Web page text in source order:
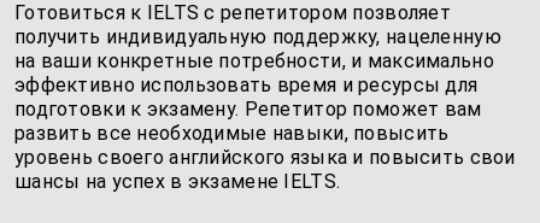
Готовиться к IELTS с репетитором позволяет
получить индивидуальную поддержку, нацеленную
на ваши конкретные потребности, и максимально
эффективно использовать время и ресурсы для
подготовки к экзамену. Репетитор поможет вам
развить все необходимые навыки, повысить
уровень своего английского языка и повысить свои
шансы на успех в экзамене IELTS.